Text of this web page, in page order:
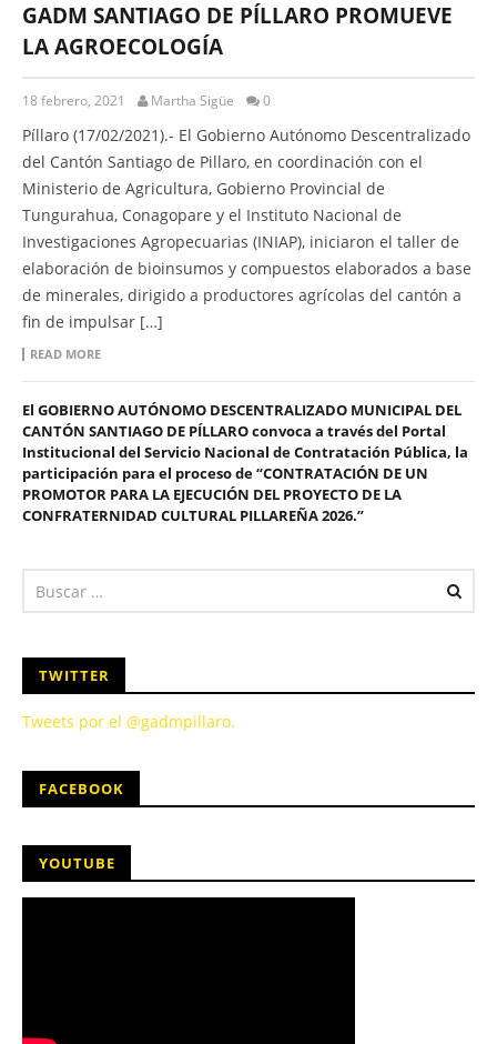
GADM SANTIAGO DE PÍLLARO PROMUEVE
LA AGROECOLOGÍA
18 febrero, 2021 Martha Sigüe 0
Píllaro (17/02/2021).- El Gobierno Autónomo Descentralizado
del Cantón Santiago de Pillaro, en coordinación con el
Ministerio de Agricultura, Gobierno Provincial de
Tungurahua, Conagopare y el Instituto Nacional de
Investigaciones Agropecuarias (INIAP), iniciaron el taller de
elaboración de bioinsumos y compuestos elaborados a base
de minerales, dirigido a productores agrícolas del cantón a
fin de impulsar […]
READ MORE
El GOBIERNO AUTÓNOMO DESCENTRALIZADO MUNICIPAL DEL
CANTÓN SANTIAGO DE PÍLLARO convoca a través del Portal
Institucional del Servicio Nacional de Contratación Pública, la
participación para el proceso de “CONTRATACIÓN DE UN
PROMOTOR PARA LA EJECUCIÓN DEL PROYECTO DE LA
CONFRATERNIDAD CULTURAL PILLAREÑA 2026.”
TWITTER
Tweets por el @gadmpillaro.
FACEBOOK
YOUTUBE